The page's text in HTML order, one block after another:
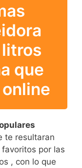
que
te resultaran
por las
, con lo que